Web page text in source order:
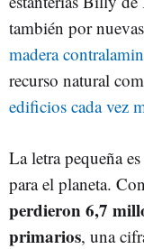
también por
madera
recurso natural
edificios cada vez
La letra pequeña
para el planeta.
perdieron6,7
primarios, una